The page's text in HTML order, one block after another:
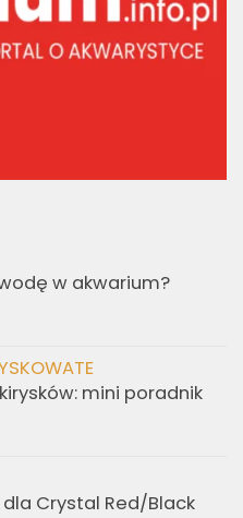
w akwarium?
mini poradnik
Crystal Red/Black